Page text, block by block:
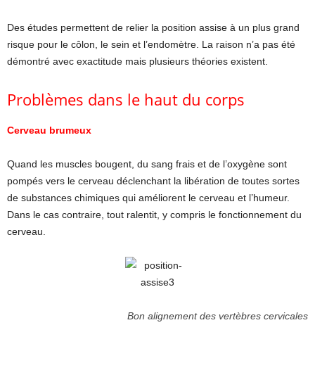
Des études permettent de relier la position assise à un plus grand
risque pour le côlon, le sein et l’endomètre. La raison n’a pas été
démontré avec exactitude mais plusieurs théories existent.
Problèmes dans le haut du corps
Cerveau brumeux
Quand les muscles bougent, du sang frais et de l’oxygène sont
pompés vers le cerveau déclenchant la libération de toutes sortes
de substances chimiques qui améliorent le cerveau et l’humeur.
Dans le cas contraire, tout ralentit, y compris le fonctionnement du
cerveau.
Bon alignement des vertèbres cervicales